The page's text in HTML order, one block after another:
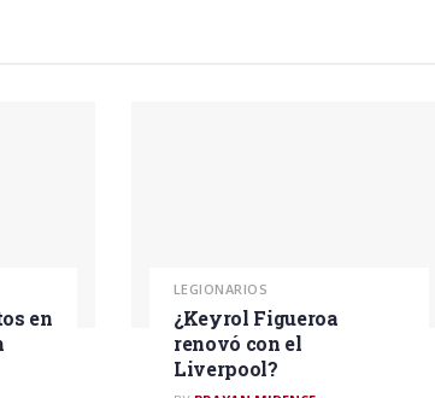
en
LEGIONARIOS
¿Keyrol Figueroa
renovó con el
Liverpool?